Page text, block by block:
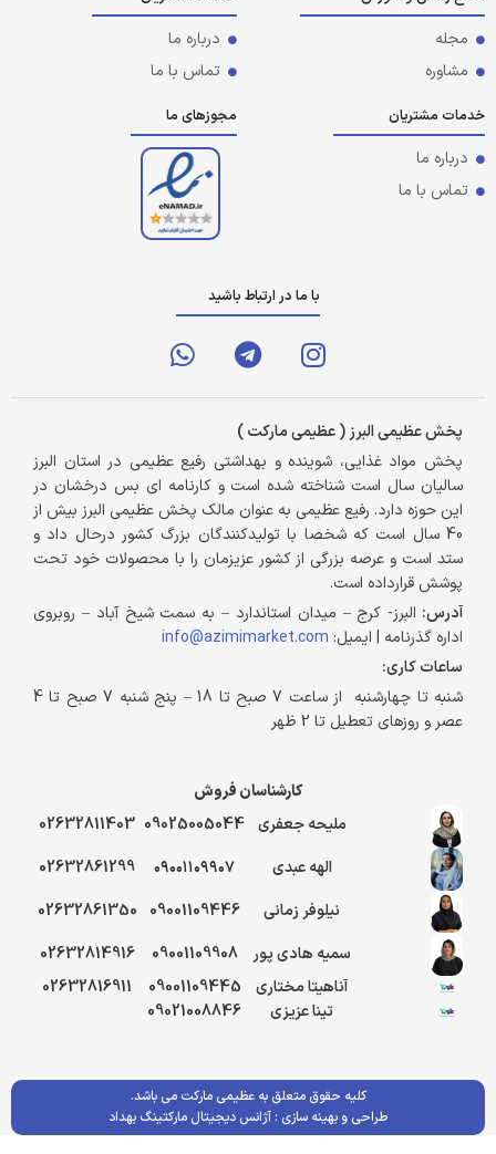
مجله
مشاوره
درباره ما
تماس با ما
خدمات مشتریان
درباره ما
تماس با ما
مجوزهای ما
با ما در ارتباط باشید
پخش عظیمی البرز ( عظیمی مارکت )
پخش مواد غذایی، شوینده و بهداشتی رفیع عظیمی در استان البرز
سالیان سال است شناخته شده است و کارنامه ای بس درخشان در
این حوزه دارد. رفیع عظیمی به عنوان مالک پخش عظیمی البرز بیش از
40 سال است که شخصا با تولیدکنندگان بزرگ کشور درحال داد و
ستد است و عرصه بزرگی از کشور عزیزمان را با محصولات خود تحت
پوشش قرارداده است.
آدرس: البرز- کرج – میدان استاندارد – به سمت شیخ آباد – روبروی
اداره گذرنامه | ایمیل: info@azimimarket.com
ساعات کاری:
شنبه تا چهارشنبه از ساعت 7 صبح تا 18 – پنج شنبه 7 صبح تا 4
عصر و روزهای تعطیل تا 2 ظهر
کارشناسان فروش
ملیحه جعفری 09025005044
02632811403
الهه عبدی
۰۹۰۰۱۱۰۹۹۰۷
02632861299
نیلوفر زمانی
09001109446
02632861350
سمیه هادی پور
09001109908
02632814916
آناهیتا مختاری
09001109445
02632816911
تینا عزیزی
09021008846
کلیه حقوق متعلق به عظیمی مارکت می باشد.
طراحی و بهینه سازی : آژانس دیجیتال مارکتینگ بهداد